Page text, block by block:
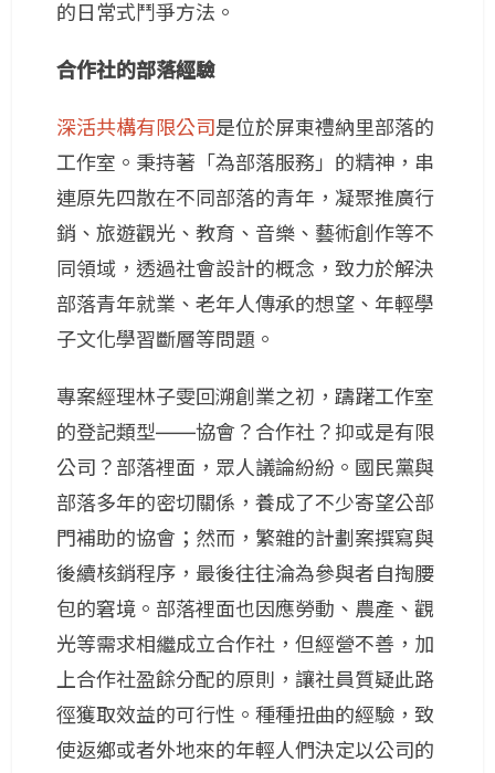
的日常式鬥爭方法。
合作社的部落經驗
深活共構有限公司是位於屏東禮納里部落的
工作室。秉持著「為部落服務」的精神，串
連原先四散在不同部落的青年，凝聚推廣行
銷、旅遊觀光、教育、音樂、藝術創作等不
同領域，透過社會設計的概念，致力於解決
部落青年就業、老年人傳承的想望、年輕學
子文化學習斷層等問題。
專案經理林子雯回溯創業之初，躊躇工作室
的登記類型——協會？合作社？抑或是有限
公司？部落裡面，眾人議論紛紛。國民黨與
部落多年的密切關係，養成了不少寄望公部
門補助的協會；然而，繁雜的計劃案撰寫與
後續核銷程序，最後往往淪為參與者自掏腰
包的窘境。部落裡面也因應勞動、農產、觀
光等需求相繼成立合作社，但經營不善，加
上合作社盈餘分配的原則，讓社員質疑此路
徑獲取效益的可行性。種種扭曲的經驗，致
使返鄉或者外地來的年輕人們決定以公司的